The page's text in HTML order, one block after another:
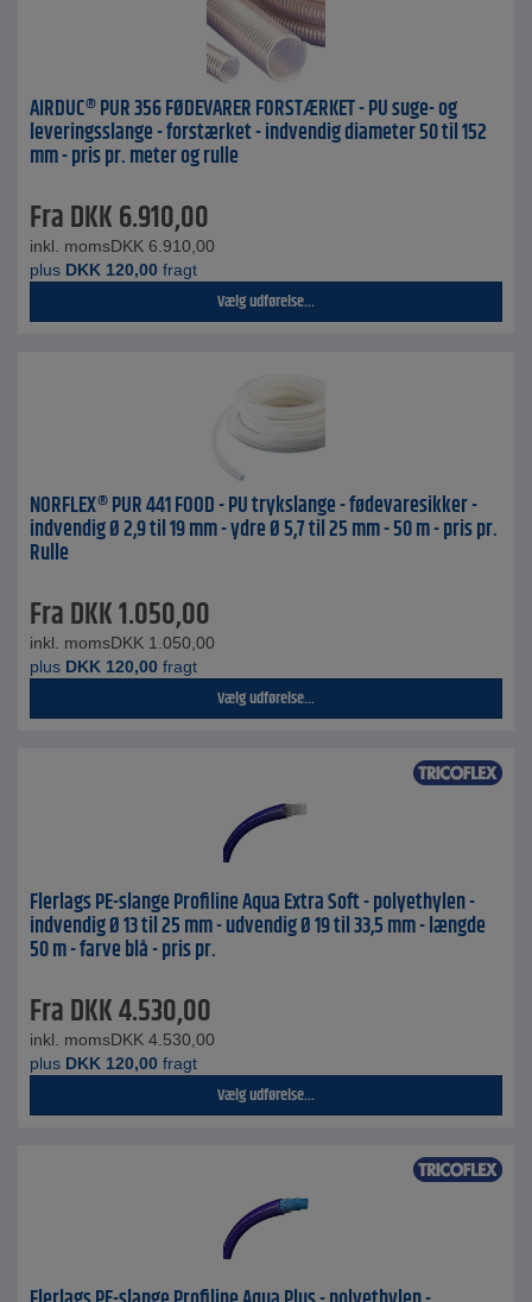
AIRDUC® PUR 356 FØDEVARER FORSTÆRKET - PU suge- og
leveringsslange - forstærket - indvendig diameter 50 til 152
mm - pris pr. meter og rulle
FraDKK6.910,00
inkl. momsDKK 6.910,00
plus DKK 120,00 fragt
Vælg udførelse...
NORFLEX® PUR 441 FOOD - PU trykslange - fødevaresikker -
indvendig Ø 2,9 til 19 mm - ydre Ø 5,7 til 25 mm - 50 m - pris pr.
Rulle
FraDKK1.050,00
inkl. momsDKK 1.050,00
plus DKK 120,00 fragt
Vælg udførelse...
Flerlags PE-slange Profiline Aqua Extra Soft - polyethylen -
indvendig Ø 13 til 25 mm - udvendig Ø 19 til 33,5 mm - længde
50 m - farve blå - pris pr.
FraDKK4.530,00
inkl. momsDKK 4.530,00
plus DKK 120,00 fragt
Vælg udførelse...